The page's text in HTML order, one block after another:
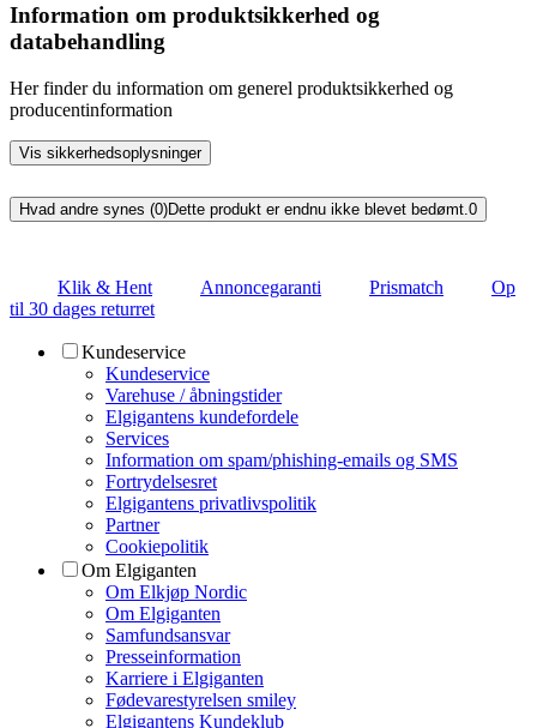
Information om produktsikkerhed og
databehandling
Her finder du information om generel produktsikkerhed og
producentinformation
Vis sikkerhedsoplysninger
Hvad andre synes (0)Dette produkt er endnu ikke blevet bedømt. 0
Klik & Hent Annoncegaranti Prismatch
Op
til 30 dages returret
Kundeservice
Kundeservice
Varehuse / åbningstider
Elgigantens kundefordele
Services
Information om spam/phishing-emails og SMS
Fortrydelsesret
Elgigantens privatlivspolitik
Partner
Cookiepolitik
Om Elgiganten
Om Elkjøp Nordic
Om Elgiganten
Samfundsansvar
Presseinformation
Karriere i Elgiganten
Fødevarestyrelsen smiley
Elgigantens Kundeklub